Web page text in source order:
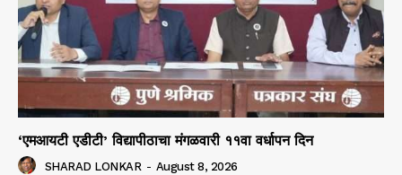
‘एमआयटी एडीटी’ विद्यापीठाचा मंगळवारी ११वा वर्धापन दिन
SHARAD LONKAR - August 8, 2026